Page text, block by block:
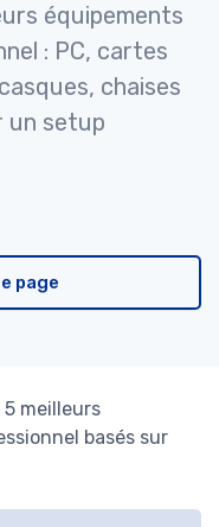
équipements
: PC, cartes
chaises
un setup
page
meilleurs
basés sur